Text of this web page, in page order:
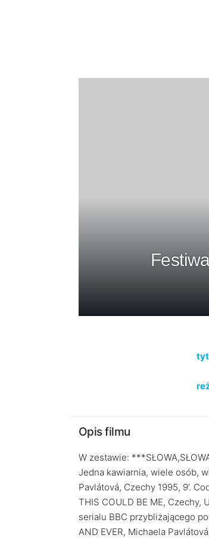
Opis filmu
W zestawie:
Jedna kawiarnia, wiele osób,
Pavlátová, Czechy 1995, 9’.
THIS COULD BE ME, Czechy,
serialu BBC przybliżającego
AND EVER, Michaela